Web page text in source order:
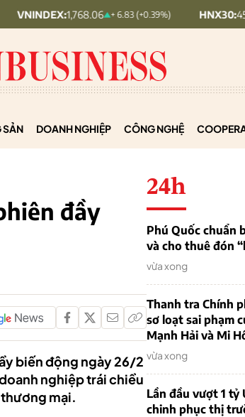
1,768.06 + 6.83 (+0.39%) HNX30: + 1.63
SẢN DOANH NGHIỆP CÔNG NGHỆ
đầy
biến động ngày 26/2
nghiệp trái chiều
mại.
24h
Phú Quốc chuẩn
và cho thuê đón
vừa xong
Thanh tra Chính
sơ loạt sai phạm
Mạnh Hải và Mi
vừa xong
Lần đầu vượt 1 tỷ
chinh phục thị